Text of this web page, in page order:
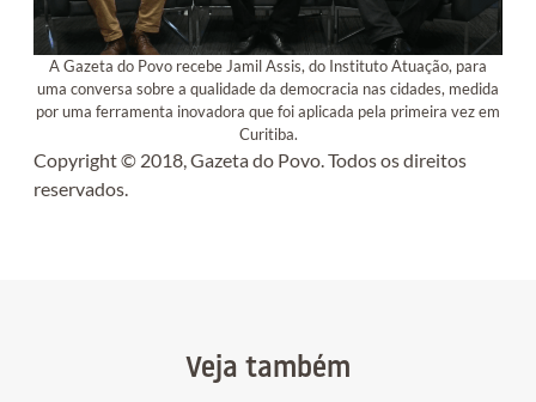
A Gazeta do Povo recebe Jamil Assis, do Instituto Atuação, para
uma conversa sobre a qualidade da democracia nas cidades, medida
por uma ferramenta inovadora que foi aplicada pela primeira vez em
Curitiba.
Copyright © 2018, Gazeta do Povo. Todos os direitos
reservados.
Veja também